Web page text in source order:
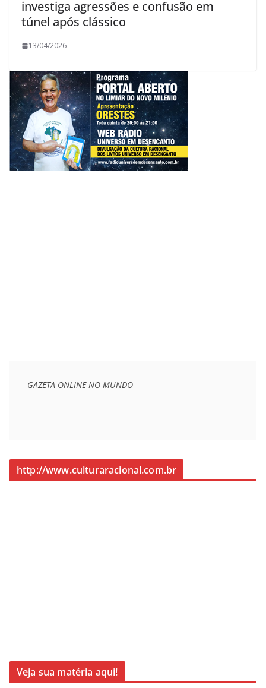
investiga agressões e confusão em
túnel após clássico
13/04/2026
GAZETA ONLINE NO MUNDO
http://www.culturaracional.com.br
Veja sua matéria aqui!